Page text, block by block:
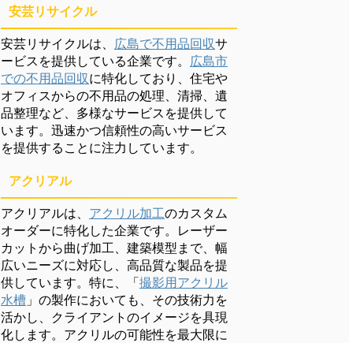
安芸リサイクル
安芸リサイクルは、 広島で不用品回収サ
ービスを提供している企業です。 広島市
での不用品回収に特化しており、住宅や
オフィスからの不用品の処理、清掃、遺
品整理など、多様なサービスを提供して
います。迅速かつ信頼性の高いサービス
を提供することに注力しています。
アクリアル
アクリアルは、 アクリル加工のカスタム
オーダーに特化した企業です。レーザー
カットから曲げ加工、建築模型まで、幅
広いニーズに対応し、高品質な製品を提
供しています。特に、「撮影用アクリル
水槽 」の製作においても、その技術力を
活かし、クライアントのイメージを具現
化します。アクリルの可能性を最大限に